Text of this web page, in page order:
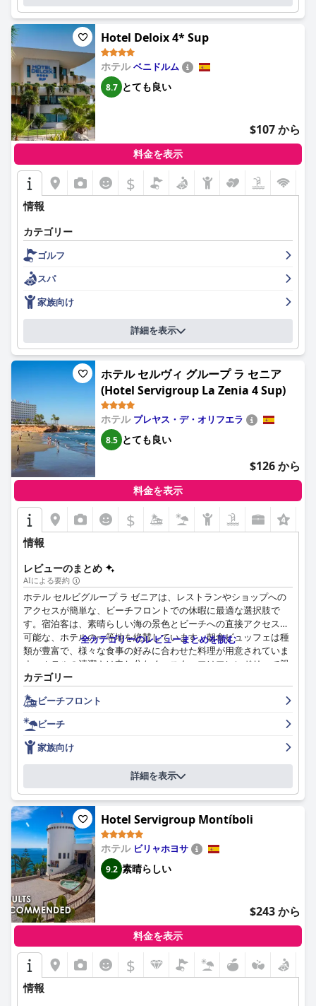
ホテル・プレジデンテ4 supの客室は、清潔さ、最新のアメニテ
ィ、快適さで知られ、好印象を与えます。広々としていて手入れ
が行き届いた客室には、モダンな家具、毎日のハウスキーピン
グ、バルコニーなどの機能が備わっています。防音性により、ホ
テルがダイナミックなエリアの中心部に位置しているにもかかわ
らず、快適な滞在が保証されます。
ホテル全体の清潔さは最優先事項であり、ホテルを完璧で手入れ
が行き届いていると表現するゲストのレビューに反映されていま
す。スタッフはさらに、フレンドリーで丁寧なサービスでゲスト
エクスペリエンスを向上させ、レセプション、ダイニング、ハウ
スキーピングなど、さまざまな分野で役立つと一貫して述べられ
ています。
ゲストは無料のWi-Fiも高く評価していますが、レビューの中に
は、その信頼性と速度を改善できる可能性があることを示唆する
ものもあります。ジムはその品質で高く評価されていますが、よ
り多くのスペースと一貫したアクセスを求める声もあります。プ
ールエリアももう1つのハイライトであり、そのサイズ、清潔
さ、快適な雰囲気で称賛されており、丁寧なライフガードと十分
なサンラウンジャーが全体的な楽しみをさらに高めています。
ビーチ愛好家にとって、ホテルがレバンテビーチに非常に近いこ
とは大きなプラスであり、徒歩ですぐの場所に砂浜と楽しいビー
チフロントを提供しています。これは、近くのナイトライフとエ
ンターテイメントオプションと組み合わさって、活気のある滞在
に最適な場所となっています。
地下駐車場は、安全で便利ですが、スペースが限られているこ
と、費用が高いこと、駐車スペースが狭いことで批判されてお
り、大型車には対応しにくい場合があります。
要約すると、ホテル・プレジデンテ4 supは、その有利なロケー
ション、素晴らしい料理、快適な客室、そして卓越したサービス
で、素晴らしい滞在を提供します。改善の余地がある小さな点は
あるものの、ベニドルムを訪れる人にとって非常におすすめの選
択肢として際立っています。
Hotel Deloix 4* Sup
ホテルベニドルム
8.7 とても良い
$107 から
料金を表示
$
情報
カテゴリー
ゴルフ
スパ
家族向け
詳細を表示
ホテル セルヴィ グループ ラ セニア
(Hotel Servigroup La Zenia 4 Sup)
ホテル プレヤス・デ・オリフエラ
8.5 とても良い
$126 から
料金を表示
$
情報
レビューのまとめ
AIによる要約
ホテル セルビグループ ラ ゼニアは、レストランやショップへの
アクセスが簡単な、ビーチフロントでの休暇に最適な選択肢で
す。宿泊客は、素晴らしい海の景色とビーチへの直接アクセスが
可能な、ホテルの一等地を絶賛しています。朝食ビュッフェは種
類が豊富で、様々な食事の好みに合わせた料理が用意されていま
す。ホテルの清潔さは申し分なく、スタッフはフレンドリーで親
切、そして歓迎的です。プールとサンデッキエリアは広々として
快適で、ビーチフロントというロケーションは最高です。このホ
テルは、子供向けの活動やアニメーションチームがあり、お子様
連れの家族にも理想的な場所です。客室は快適で清潔、そして広
く、ベッドも非常に快適ですが、内装が少し時代遅れだと感じる
宿泊客もいます。夕食のオプションについては賛否両論あります
が、ホテルは美しいビーチに近く、印象的なレイアウトが高く評
価されています。全体的に、ホテル セルビグループ ラ ゼニア
は、素晴らしい滞在に必要なものがすべて揃っており、コストパ
フォーマンスにも優れています。
全カテゴリーのレビューまとめを読む
カテゴリー
ビーチフロント
ビーチ
家族向け
詳細を表示
Hotel Servigroup Montíboli
ホテル ビリャホヨサ
9.2 素晴らしい
$243 から
料金を表示
$
情報